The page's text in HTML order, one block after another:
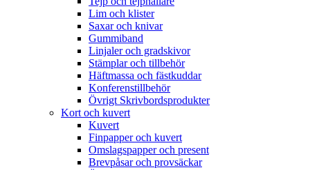
Lim och klister
Saxar och knivar
Gummiband
Linjaler och gradskivor
Stämplar och tillbehör
Häftmassa och fästkuddar
Konferenstillbehör
Övrigt Skrivbordsprodukter
Kort och kuvert
Kuvert
Finpapper och kuvert
Omslagspapper och present
Brevpåsar och provsäckar